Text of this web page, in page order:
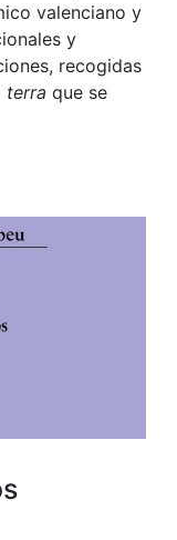
valenciano y
y
recogidas
terra que se